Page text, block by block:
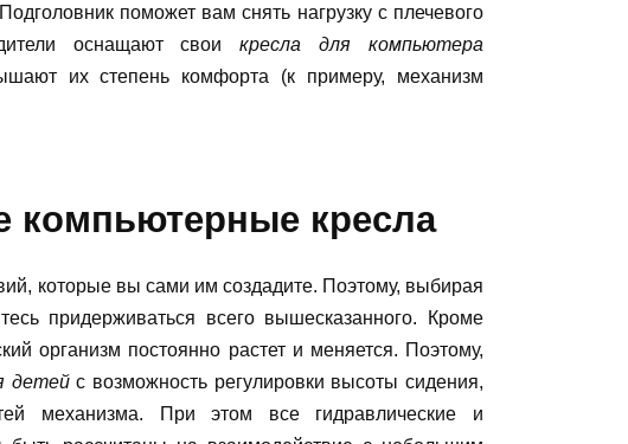
поможет вам снять нагрузку с плечевого
оснащают своикресла для компьютера
их степень комфорта (к примеру, механизм
компьютерные кресла
которые вы сами им создадите. Поэтому, выбирая
придерживаться всего вышесказанного. Кроме
организм постоянно растет и меняется. Поэтому,
детейс возможность регулировки высоты сидения,
механизма. При этом все гидравлические и